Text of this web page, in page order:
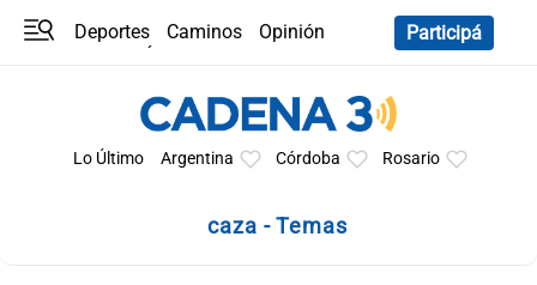
Deportes Caminos
Opinión
Participá
Lo Último Argentina Córdoba Rosario
caza - Temas